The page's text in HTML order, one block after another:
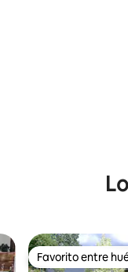
Favorito entre
Favorito entre